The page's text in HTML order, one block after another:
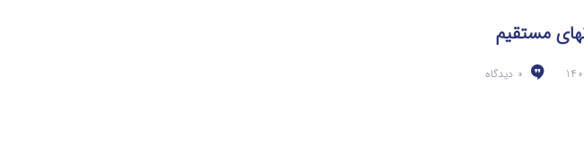
0 دیدگاه